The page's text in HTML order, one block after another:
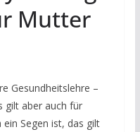
Mutter
Gesundheitslehre –
gilt aber auch für
Segen ist, das gilt